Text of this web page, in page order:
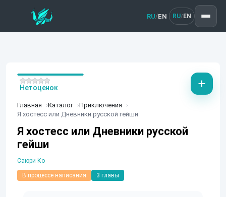
RU/EN RU/ EN
Главная Каталог
Приключения
Я хостесс или Дневники русской гейши
Я хостесс или Дневники русской
гейши
Саюри Ко
В процессе написания 3 главы
Нет оценок